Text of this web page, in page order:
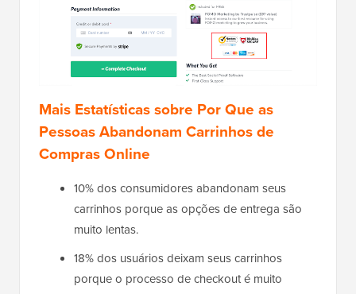
Mais Estatísticas sobre Por Que as
Pessoas Abandonam Carrinhos de
Compras Online
10% dos consumidores abandonam seus
carrinhos porque as opções de entrega são
muito lentas.
18% dos usuários deixam seus carrinhos
porque o processo de checkout é muito